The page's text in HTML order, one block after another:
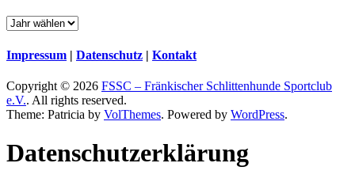
Impressum | Datenschutz | Kontakt
Copyright © 2026 FSSC – Fränkischer Schlittenhunde Sportclub
e.V.. All rights reserved.
Theme: Patricia by VolThemes. Powered by WordPress.
Datenschutz­erklärung